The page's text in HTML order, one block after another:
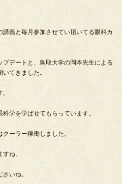
義と毎月参加させてい頂いてる眼科カ
デートと、鳥取大学の岡本先生による
てきました。
学を学ばせてもらっています。
ーラー稼働しました。
ね。
いね。